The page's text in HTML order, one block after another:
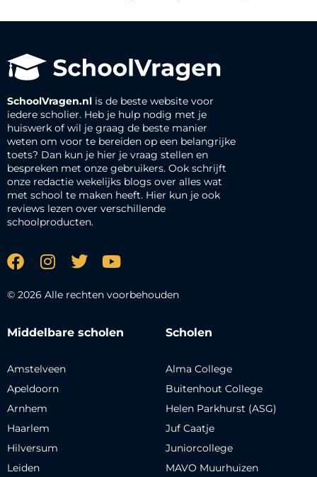
SchoolVragen.nl is de beste website voor
iedere scholier. Heb je hulp nodig met je
huiswerk of wil je graag de beste manier
weten om voor te bereiden op een belangrijke
toets? Dan kun je hier je vraag stellen en
bespreken met onze gebruikers. Ook schrijft
onze redactie wekelijks blogs over alles wat
met school te maken heeft. Hier kun je ook
reviews lezen over verschillende
schoolproducten.
© 2026 Alle rechten voorbehouden
Middelbare scholen
Amstelveen
Apeldoorn
Arnhem
Haarlem
Hilversum
Leiden
Scholen
Alma College
Buitenhout College
Helen Parkhurst (ASG)
Juf Caatje
Juniorcollege
MAVO Muurhuizen